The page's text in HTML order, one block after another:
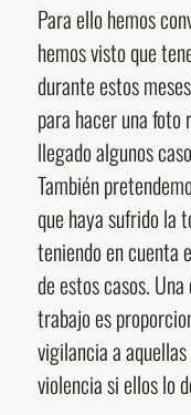
Para ello hemos
hemos visto que
durante estos
para hacer una foto
llegado algunos
También
que haya sufrido la
teniendo en cuenta
de estos casos.
trabajo es
vigilancia a
violencia si ellos lo